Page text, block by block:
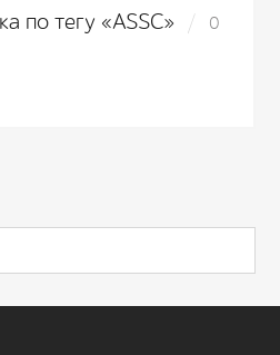
по тегу «ASSC»
0